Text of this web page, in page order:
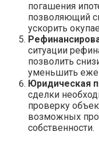
погашения
позволяющий
ускорить
ситуации
позволить
уменьшить
Юридическая
сделки
проверку
возможных
собственности.